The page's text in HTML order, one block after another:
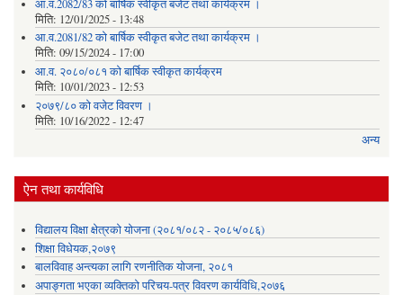
आ.व.2082/83 को बार्षिक स्वीकृत बजेट तथा कार्यक्रम ।
मिति: 12/01/2025 - 13:48
आ.व.2081/82 को बार्षिक स्वीकृत बजेट तथा कार्यक्रम ।
मिति: 09/15/2024 - 17:00
आ.व. २०८०/०८१ को बार्षिक स्वीकृत कार्यक्रम
मिति: 10/01/2023 - 12:53
२०७९/८० को वजेट विवरण ।
मिति: 10/16/2022 - 12:47
अन्य
ऐन तथा कार्यविधि
विद्यालय विक्षा क्षेत्रको योजना (२०८१/०८२ - २०८५/०८६)
शिक्षा विधेयक,२०७९
बालविवाह अन्त्यका लागि रणनीतिक योजना, २०८१
अपाङ्गता भएका व्यक्तिको परिचय-पत्र विवरण कार्यविधि,२०७६